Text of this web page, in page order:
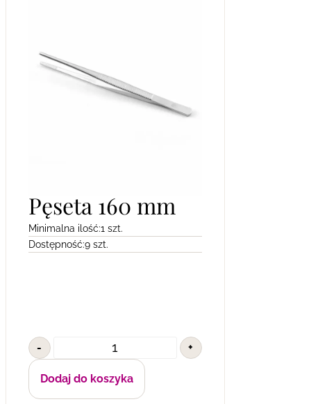
Pęseta 160 mm
Minimalna ilość:1 szt.
Dostępność:9 szt.
- +
Dodaj do koszyka